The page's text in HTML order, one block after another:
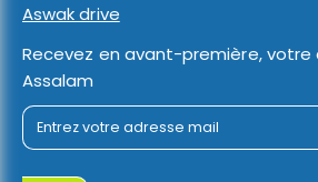
Aswak drive
Recevez en avant-première, votre
Assalam